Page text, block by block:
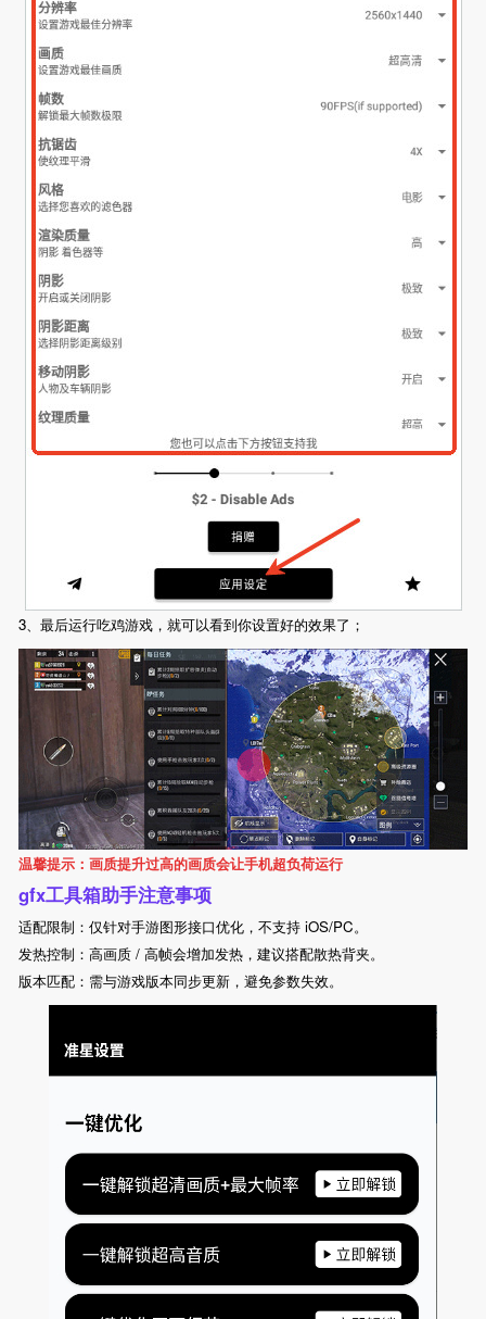
3、最后运行吃鸡游戏，就可以看到你设置好的效果了；
温馨提示：画质提升过高的画质会让手机超负荷运行
gfx工具箱助手注意事项
适配限制：仅针对手游图形接口优化，不支持 iOS/PC。
发热控制：高画质 / 高帧会增加发热，建议搭配散热背夹。
版本匹配：需与游戏版本同步更新，避免参数失效。